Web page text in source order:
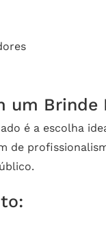
um Brinde
é a escolha
de